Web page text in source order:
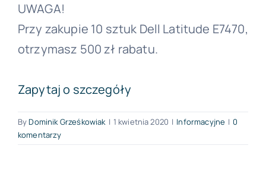
UWAGA!
Przy zakupie 10 sztuk Dell Latitude E7470,
otrzymasz 500 zł rabatu.
Zapytaj o szczegóły
ByDominik Grześkowiak | 1 kwietnia 2020 | Informacyjne | 0
komentarzy